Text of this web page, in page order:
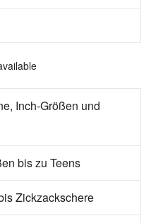
Inch-Größen und
bis zu Teens
Zickzackschere